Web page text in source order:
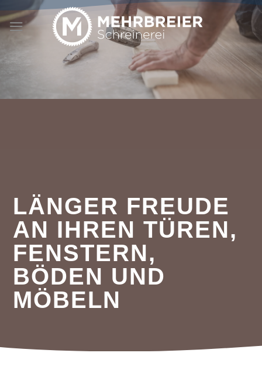
Inhalt
LÄNGER FREUDE
AN IHREN TÜREN,
FENSTERN,
BÖDEN UND
MÖBELN